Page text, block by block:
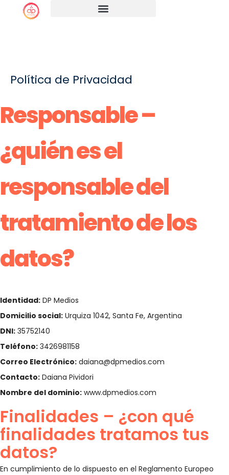
Política de Privacidad
Responsable –
¿quién es el
responsable del
tratamiento de los
datos?
Identidad: DP Medios
Domicilio social: Urquiza 1042, Santa Fe, Argentina
DNI: 35752140
Teléfono: 3426981158
Correo Electrónico: daiana@dpmedios.com
Contacto: Daiana Pividori
Nombre del dominio: www.dpmedios.com
Finalidades – ¿con qué
finalidades tratamos tus
datos?
En cumplimiento de lo dispuesto en el Reglamento Europeo